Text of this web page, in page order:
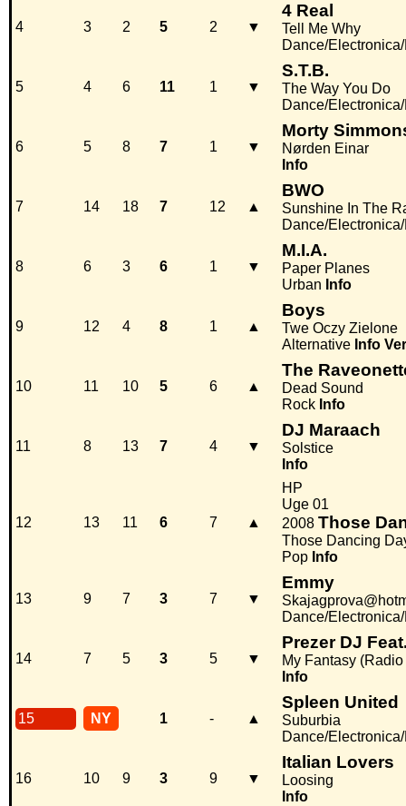
4 3 2 5 2 ▼
4 Real
Tell Me Why
Dance/
5 4 6 11 1 ▼
S.T.B.
The Way You Do
Dance/
6 5 8 7 1 ▼
Morty
Nørden Einar
Info
7 14 18 7 12 ▲
BWO
Sunshine In The
Dance/
8 6 3 6 1 ▼
M.I.A.
Paper Planes
Urban Info
9 12 4 8 1 ▲
Boys
Twe Oczy Zielone
Alternative Info
10 11 10 5 6 ▲
The
Dead Sound
Rock Info
11 8 13 7 4 ▼
DJ Maraach
Solstice
Info
12 13 11 6 7 ▲
HP
Uge 01
2008 Those
Those Dancing
Pop Info
13 9 7 3 7 ▼
Emmy
Dance/
14 7 5 3 5 ▼
Prezer DJ
My Fantasy
Info
15 NY 1 - ▲
Spleen United
Suburbia
Dance/
16 10 9 3 9 ▼
Italian Lovers
Loosing
Info